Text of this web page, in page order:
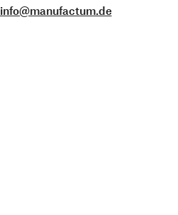
info@manufactum.de